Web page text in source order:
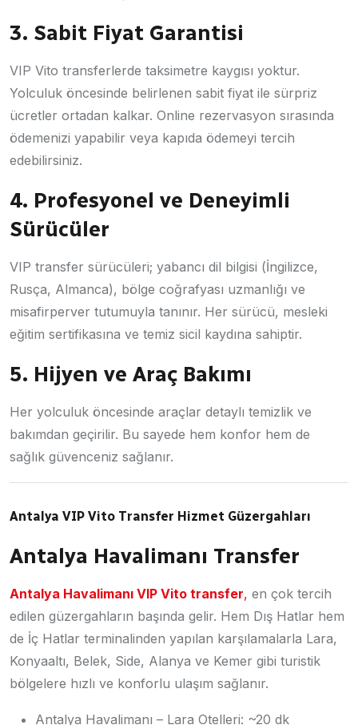
3. Sabit Fiyat Garantisi
VIP Vito transferlerde taksimetre kaygısı yoktur.
Yolculuk öncesinde belirlenen sabit fiyat ile sürpriz
ücretler ortadan kalkar. Online rezervasyon sırasında
ödemenizi yapabilir veya kapıda ödemeyi tercih
edebilirsiniz.
4. Profesyonel ve Deneyimli
Sürücüler
VIP transfer sürücüleri; yabancı dil bilgisi (İngilizce,
Rusça, Almanca), bölge coğrafyası uzmanlığı ve
misafirperver tutumuyla tanınır. Her sürücü, mesleki
eğitim sertifikasına ve temiz sicil kaydına sahiptir.
5. Hijyen ve Araç Bakımı
Her yolculuk öncesinde araçlar detaylı temizlik ve
bakımdan geçirilir. Bu sayede hem konfor hem de
sağlık güvenceniz sağlanır.
Antalya VIP Vito Transfer Hizmet Güzergahları
Antalya Havalimanı Transfer
Antalya Havalimanı VIP Vito transfer, en çok tercih
edilen güzergahların başında gelir. Hem Dış Hatlar hem
de İç Hatlar terminalinden yapılan karşılamalarla Lara,
Konyaaltı, Belek, Side, Alanya ve Kemer gibi turistik
bölgelere hızlı ve konforlu ulaşım sağlanır.
Antalya Havalimanı – Lara Otelleri: ~20 dk